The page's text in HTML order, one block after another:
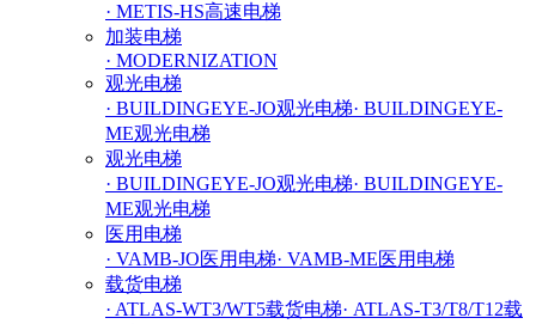
· METIS-HS高速电梯
加装电梯
· MODERNIZATION
观光电梯
· BUILDINGEYE-JO观光电梯· BUILDINGEYE-
ME观光电梯
观光电梯
· BUILDINGEYE-JO观光电梯· BUILDINGEYE-
ME观光电梯
医用电梯
· VAMB-JO医用电梯· VAMB-ME医用电梯
载货电梯
· ATLAS-WT3/WT5载货电梯· ATLAS-T3/T8/T12载